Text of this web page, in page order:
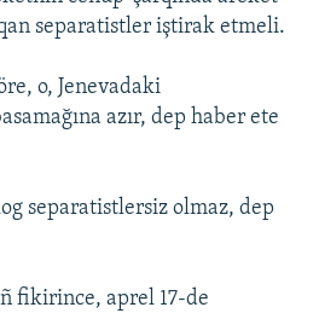
separatistler iştirak etmeli.
o, Jenevadaki
azır, dep haber ete
separatistlersiz olmaz, dep
fikirince, aprel 17-de